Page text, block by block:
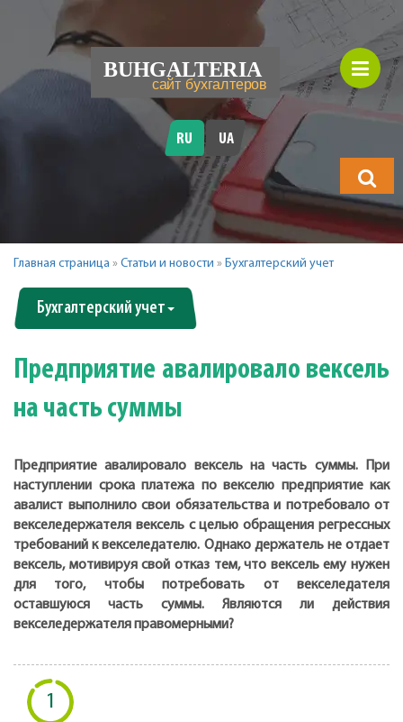
будете
искать?
RU UA
Главная страница » Статьи и новости » Бухгалтерский учет
Бухгалтерский учет
Предприятие авалировало вексель
на часть суммы
Предприятие авалировало вексель на часть суммы. При
наступлении срока платежа по векселю предприятие как
авалист выполнило свои обязательства и потребовало от
векселедержателя вексель с целью обращения регрессных
требований к векселедателю. Однако держатель не отдает
вексель, мотивируя свой отказ тем, что вексель ему нужен
для того, чтобы потребовать от векселедателя
оставшуюся часть суммы. Являются ли действия
векселедержателя правомерными?
1